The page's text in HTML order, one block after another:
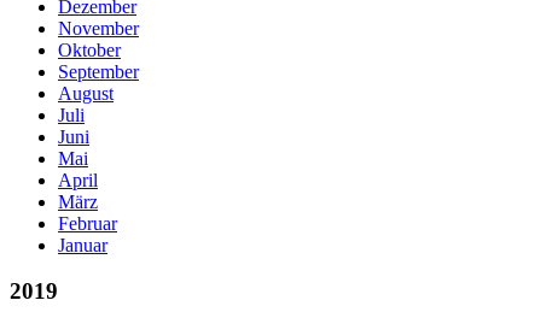
Dezember
November
Oktober
September
August
Juli
Juni
Mai
April
März
Februar
Januar
2019